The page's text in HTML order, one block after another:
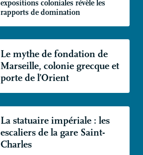
expositions coloniales révèle les
rapports de domination
Le mythe de fondation de
Marseille, colonie grecque et
porte de l’Orient
La statuaire impériale : les
escaliers de la gare Saint-
Charles